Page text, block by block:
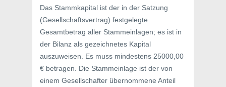
Das Stammkapital ist der in der Satzung
(Gesellschaftsvertrag) festgelegte
Gesamtbetrag aller Stammeinlagen; es ist in
der Bilanz als gezeichnetes Kapital
auszuweisen. Es muss mindestens 25000,00
€ betragen. Die Stammeinlage ist der von
einem Gesellschafter übernommene Anteil